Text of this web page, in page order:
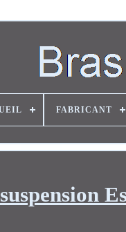
FABRICANT